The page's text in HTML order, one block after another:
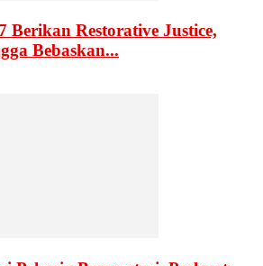
Berikan Restorative Justice,
Bebaskan...